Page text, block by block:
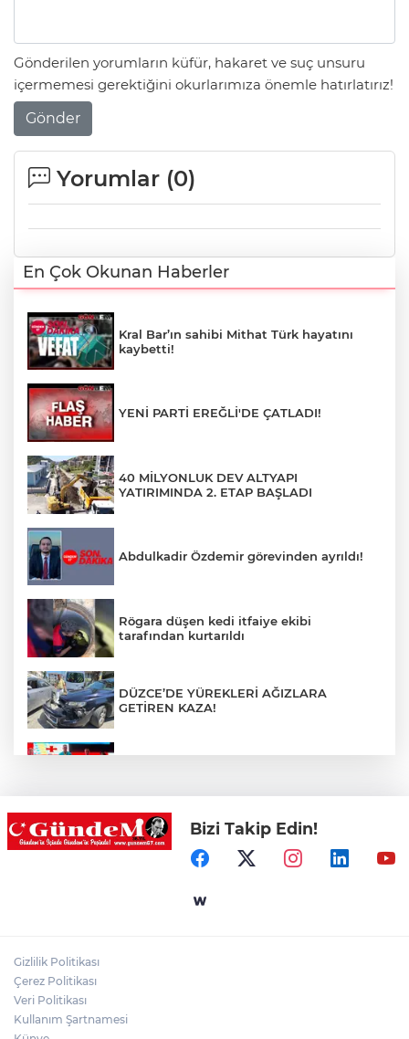
Gönderilen yorumların küfür, hakaret ve suç unsuru
içermemesi gerektiğini okurlarımıza önemle hatırlatırız!
Gönder
Yorumlar (0)
En Çok Okunan Haberler
Kral Bar’ın sahibi Mithat Türk hayatını
kaybetti!
YENİ PARTİ EREĞLİ'DE ÇATLADI!
40 MİLYONLUK DEV ALTYAPI
YATIRIMINDA 2. ETAP BAŞLADI
Abdulkadir Özdemir görevinden ayrıldı!
Rögara düşen kedi itfaiye ekibi
tarafından kurtarıldı
DÜZCE’DE YÜREKLERİ AĞIZLARA
GETİREN KAZA!
Ülkü Ocakları Devrek'ten örnek sosyal
sorumluluk
Yol çalışmaları öncesi güzergâhlarda
Bizi Takip Edin!
Gizlilik Politikası
Çerez Politikası
Veri Politikası
Kullanım Şartnamesi